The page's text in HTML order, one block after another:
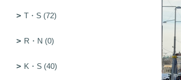
T・S (72)
R・N (0)
K・S (40)